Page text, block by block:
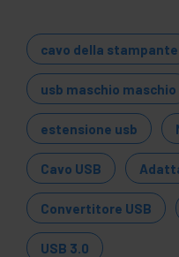
cavo della stampante
usb maschio maschio
estensione usb
Cavo USB
Convertitore USB
USB 3.0